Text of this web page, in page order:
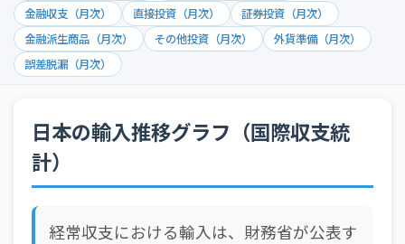
金融収支（月次）
直接投資（月次）
証券投資（月次）
金融派生商品（月次）
その他投資（月次）
外貨準備（月次）
誤差脱漏（月次）
日本の輸入推移グラフ（国際収支統
計）
経常収支における輸入は、財務省が公表す